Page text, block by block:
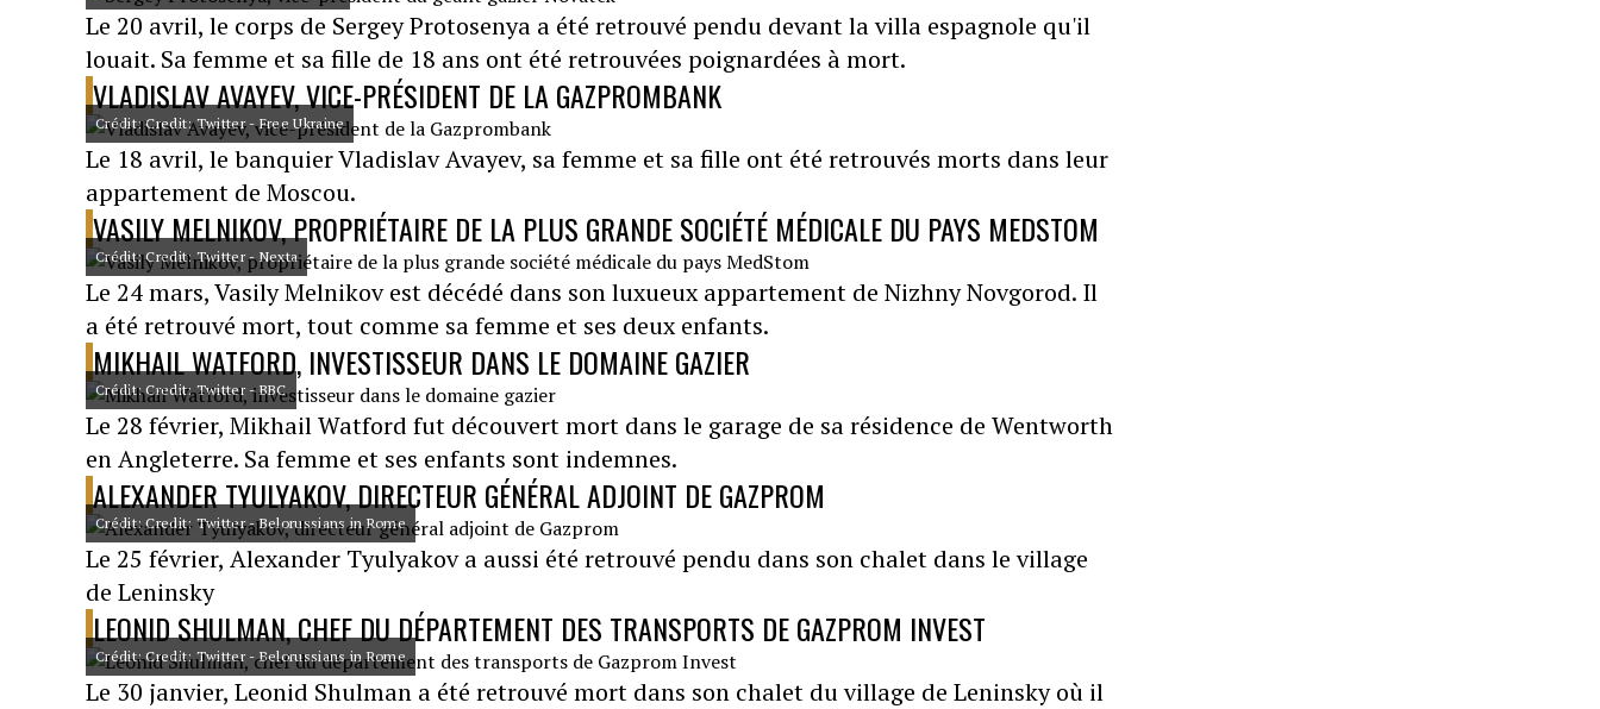
Le 20 avril, le corps de Sergey Protosenya a été retrouvé pendu devant la villa espagnole qu'il
louait. Sa femme et sa fille de 18 ans ont été retrouvées poignardées à mort.
VLADISLAV AVAYEV, VICE-PRÉSIDENT DE LA GAZPROMBANK
Crédit: Credit: Twitter - Free Ukraine
Le 18 avril, le banquier Vladislav Avayev, sa femme et sa fille ont été retrouvés morts dans leur
appartement de Moscou.
VASILY MELNIKOV, PROPRIÉTAIRE DE LA PLUS GRANDE SOCIÉTÉ MÉDICALE DU PAYS MEDSTOM
Crédit: Credit: Twitter - Nexta
Le 24 mars, Vasily Melnikov est décédé dans son luxueux appartement de Nizhny Novgorod. Il
a été retrouvé mort, tout comme sa femme et ses deux enfants.
MIKHAIL WATFORD, INVESTISSEUR DANS LE DOMAINE GAZIER
Crédit: Credit: Twitter - BBC
Le 28 février, Mikhail Watford fut découvert mort dans le garage de sa résidence de Wentworth
en Angleterre. Sa femme et ses enfants sont indemnes.
ALEXANDER TYULYAKOV, DIRECTEUR GÉNÉRAL ADJOINT DE GAZPROM
Crédit: Credit: Twitter - Belorussians in Rome
Le 25 février, Alexander Tyulyakov a aussi été retrouvé pendu dans son chalet dans le village
de Leninsky
LEONID SHULMAN, CHEF DU DÉPARTEMENT DES TRANSPORTS DE GAZPROM INVEST
Crédit: Credit: Twitter - Belorussians in Rome
Le 30 janvier, Leonid Shulman a été retrouvé mort dans son chalet du village de Leninsky où il